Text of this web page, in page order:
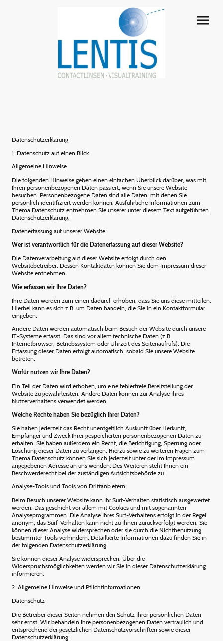
Datenschutzerklärung
1. Datenschutz auf einen Blick
Allgemeine Hinweise
Die folgenden Hinweise geben einen einfachen Überblick darüber, was mit
Ihren personenbezogenen Daten passiert, wenn Sie unsere Website
besuchen. Personenbezogene Daten sind alle Daten, mit denen Sie
persönlich identifiziert werden können. Ausführliche Informationen zum
Thema Datenschutz entnehmen Sie unserer unter diesem Text aufgeführten
Datenschutzerklärung.
Datenerfassung auf unserer Website
Wer ist verantwortlich für die Datenerfassung auf dieser Website?
Die Datenverarbeitung auf dieser Website erfolgt durch den
Websitebetreiber. Dessen Kontaktdaten können Sie dem Impressum dieser
Website entnehmen.
Wie erfassen wir Ihre Daten?
Ihre Daten werden zum einen dadurch erhoben, dass Sie uns diese mitteilen.
Hierbei kann es sich z.B. um Daten handeln, die Sie in ein Kontaktformular
eingeben.
Andere Daten werden automatisch beim Besuch der Website durch unsere
IT-Systeme erfasst. Das sind vor allem technische Daten (z.B.
Internetbrowser, Betriebssystem oder Uhrzeit des Seitenaufrufs). Die
Erfassung dieser Daten erfolgt automatisch, sobald Sie unsere Website
betreten.
Wofür nutzen wir Ihre Daten?
Ein Teil der Daten wird erhoben, um eine fehlerfreie Bereitstellung der
Website zu gewährleisten. Andere Daten können zur Analyse Ihres
Nutzerverhaltens verwendet werden.
Welche Rechte haben Sie bezüglich Ihrer Daten?
Sie haben jederzeit das Recht unentgeltlich Auskunft über Herkunft,
Empfänger und Zweck Ihrer gespeicherten personenbezogenen Daten zu
erhalten. Sie haben außerdem ein Recht, die Berichtigung, Sperrung oder
Löschung dieser Daten zu verlangen. Hierzu sowie zu weiteren Fragen zum
Thema Datenschutz können Sie sich jederzeit unter der im Impressum
angegebenen Adresse an uns wenden. Des Weiteren steht Ihnen ein
Beschwerderecht bei der zuständigen Aufsichtsbehörde zu.
Analyse-Tools und Tools von Drittanbietern
Beim Besuch unserer Website kann Ihr Surf-Verhalten statistisch ausgewertet
werden. Das geschieht vor allem mit Cookies und mit sogenannten
Analyseprogrammen. Die Analyse Ihres Surf-Verhaltens erfolgt in der Regel
anonym; das Surf-Verhalten kann nicht zu Ihnen zurückverfolgt werden. Sie
können dieser Analyse widersprechen oder sie durch die Nichtbenutzung
bestimmter Tools verhindern. Detaillierte Informationen dazu finden Sie in
der folgenden Datenschutzerklärung.
Sie können dieser Analyse widersprechen. Über die
Widerspruchsmöglichkeiten werden wir Sie in dieser Datenschutzerklärung
informieren.
2. Allgemeine Hinweise und Pflichtinformationen
Datenschutz
Die Betreiber dieser Seiten nehmen den Schutz Ihrer persönlichen Daten
sehr ernst. Wir behandeln Ihre personenbezogenen Daten vertraulich und
entsprechend der gesetzlichen Datenschutzvorschriften sowie dieser
Datenschutzerklärung.